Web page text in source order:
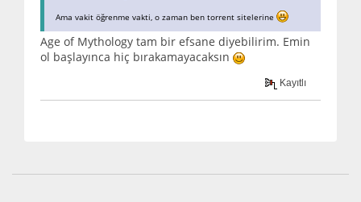
Ama vakit öğrenme vakti, o zaman ben torrent sitelerine
Age of Mythology tam bir efsane diyebilirim. Emin
ol başlayınca hiç bırakamayacaksın
Kayıtlı